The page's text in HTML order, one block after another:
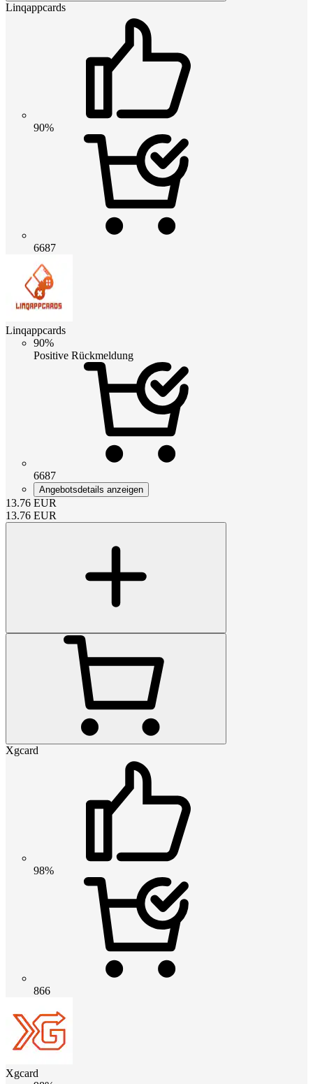
Linqappcards
90%
6687
Linqappcards
90%
Positive Rückmeldung
6687
Angebotsdetails anzeigen
13.76 EUR
13.76 EUR
Xgcard
98%
866
Xgcard